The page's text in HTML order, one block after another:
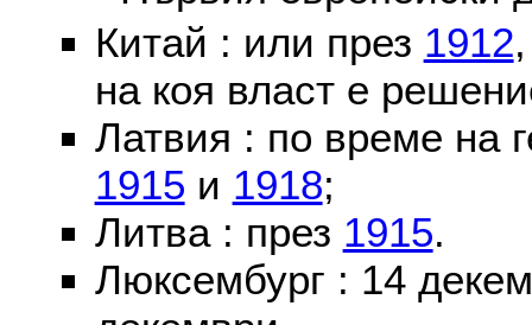
Китай : или през 1912
на коя власт е
Латвия : по време на
1915 и 1918;
Литва : през 1915.
Люксембург : 14